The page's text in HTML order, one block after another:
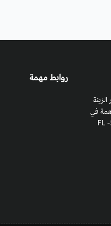
في
روابط مهمة